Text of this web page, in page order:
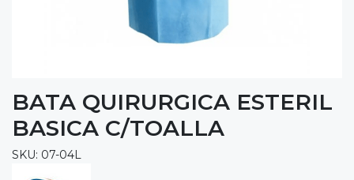
BATA QUIRURGICA ESTERIL
BASICA C/TOALLA
SKU: 07-04L